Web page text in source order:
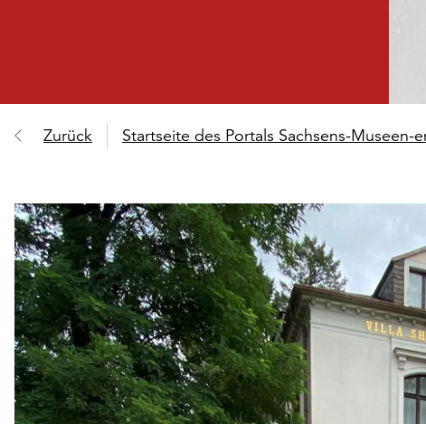
Zurück Startseite des Portals Sachsens-Museen-